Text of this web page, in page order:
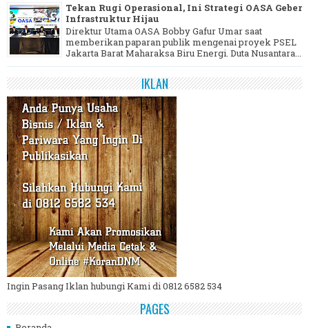
Tekan Rugi Operasional, Ini Strategi OASA Geber
Infrastruktur Hijau
Direktur Utama OASA Bobby Gafur Umar saat
memberikan paparan publik mengenai proyek PSEL
Jakarta Barat Maharaksa Biru Energi. Duta Nusantara...
IKLAN
Ingin Pasang Iklan hubungi Kami di 0812 6582 534
PAGES